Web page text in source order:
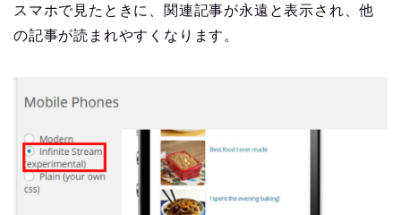
スマホで見たときに、関連記事が永遠と表示され、他
の記事が読まれやすくなります。